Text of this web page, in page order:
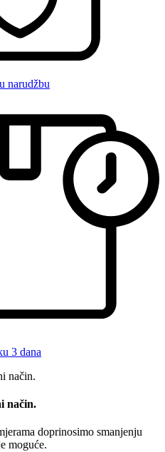
narudžbu
3 dana
način.
doprinosimo smanjenju
moguće.